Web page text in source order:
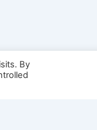
By